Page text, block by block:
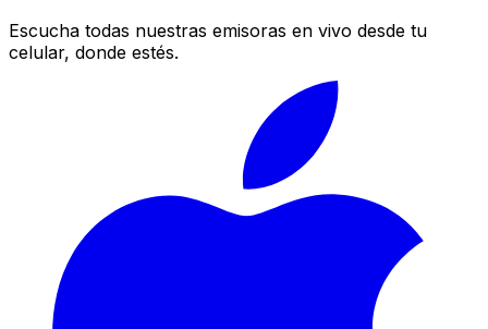
Escucha todas nuestras emisoras en vivo desde tu
celular, donde estés.